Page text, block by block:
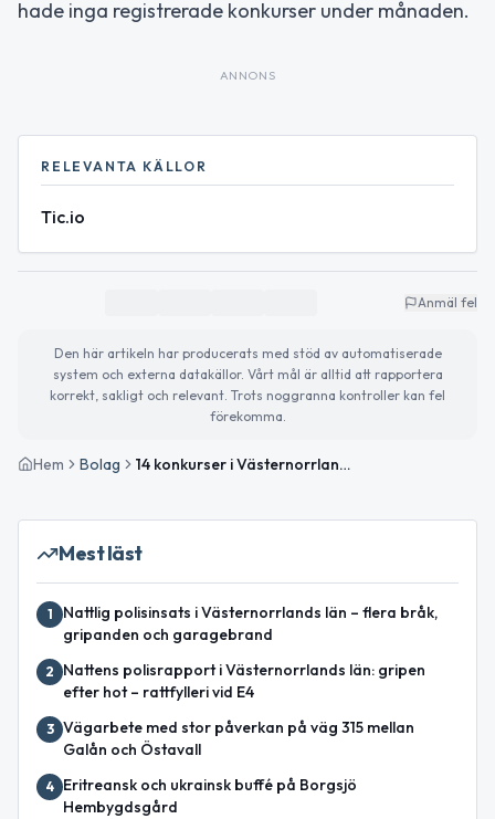
hade inga registrerade konkurser under månaden.
ANNONS
RELEVANTA KÄLLOR
Tic.io
Anmäl fel
Den här artikeln har producerats med stöd av automatiserade
system och externa datakällor. Vårt mål är alltid att rapportera
korrekt, sakligt och relevant. Trots noggranna kontroller kan fel
förekomma.
Hem Bolag 14 konkurser i Västernorrland — mars 2026: kommunfördelning och företag
Mest läst
1
Nattlig polisinsats i Västernorrlands län – flera bråk,
gripanden och garagebrand
2
Nattens polisrapport i Västernorrlands län: gripen
efter hot – rattfylleri vid E4
3 Vägarbete med stor påverkan på väg 315 mellan
Galån och Östavall
4
Eritreansk och ukrainsk buffé på Borgsjö
Hembygdsgård